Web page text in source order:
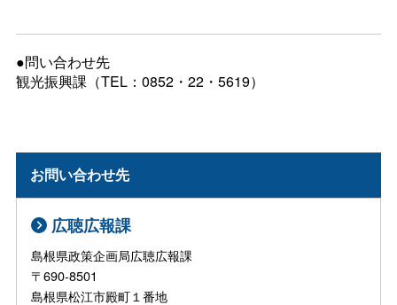
●問い合わせ先
観光振興課（TEL：0852・22・5619）
お問い合わせ先
広聴広報課
島根県政策企画局広聴広報課
〒690-8501
島根県松江市殿町１番地